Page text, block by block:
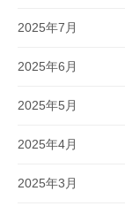
2025年7月
2025年6月
2025年5月
2025年4月
2025年3月